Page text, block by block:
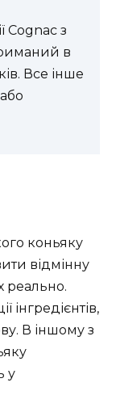
Cognac з
в
Все інше
коньяку
відмінну
реально.
В іншому з
у